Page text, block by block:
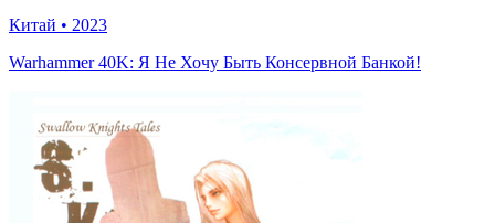
Китай • 2023
Warhammer 40K: Я Не Хочу Быть Консервной Банкой!